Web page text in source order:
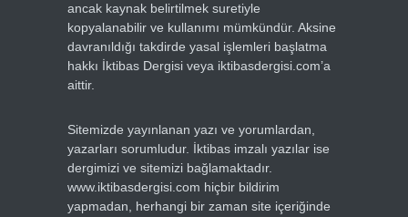
ancak kaynak belirtilmek suretiyle
kopyalanabilir ve kullanımı mümkündür. Aksine
davranıldığı takdirde yasal işlemleri başlatma
hakkı İktibas Dergisi veya iktibasdergisi.com’a
aittir.
Sitemizde yayınlanan yazı ve yorumlardan,
yazarları sorumludur. İktibas imzalı yazılar ise
dergimizi ve sitemizi bağlamaktadır.
www.iktibasdergisi.com hiçbir bildirim
yapmadan, herhangi bir zaman site içeriğinde